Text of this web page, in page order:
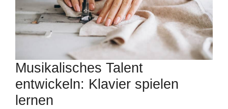
Musikalisches Talent
entwickeln: Klavier spielen
lernen